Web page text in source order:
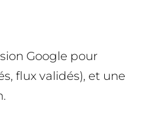
Google pour
flux validés), et une